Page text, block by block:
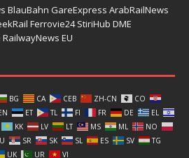
BlauBahn GareExpress ArabRailNews
Ferrovie24 StiriHub DME
RailwayNews EU
BG CA CEB ZH-CN
CO
ET TL FI FR DE
EL
KK LV LT MS ML
NO
SR SK SL ES SV
TG
UK UR VI